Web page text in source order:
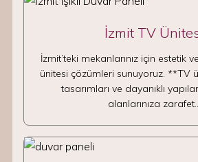
İzmit TV
İzmit’teki mekanlarınız için estetik
ünitesi çözümleri sunuyoruz. **TV
tasarımları ve dayanıklı
alanlarınıza zarafet…